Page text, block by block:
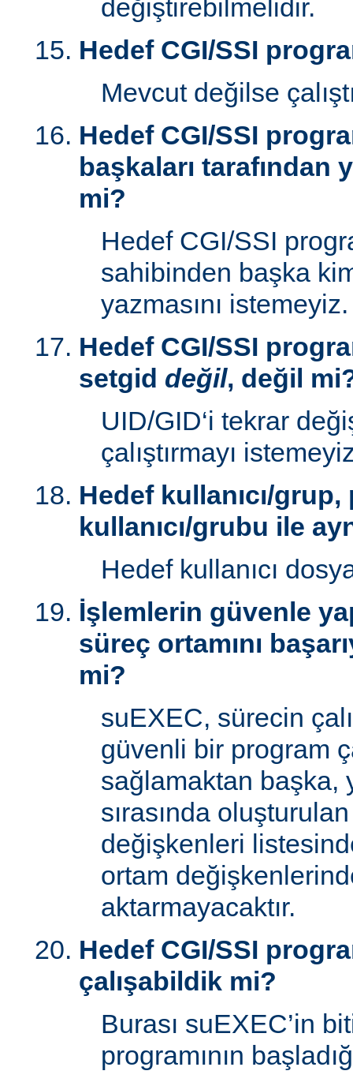
değiştirebilmelidir.
Hedef CGI/SSI
Mevcut değilse
Hedef CGI/SSI
başkaları tarafından
mi?
Hedef CGI/SSI
sahibinden başka
yazmasını istemeyiz.
Hedef CGI/SSI
setgid değil, değil
UID/GID‘i tekrar
çalıştırmayı
Hedef kullanıcı/grup,
kullanıcı/grubu ile
Hedef kullanıcı
İşlemlerin güvenle
süreç ortamını
mi?
suEXEC, sürecin
güvenli bir program
sağlamaktan başka,
sırasında
değişkenleri
ortam
aktarmayacaktır.
Hedef CGI/SSI
çalışabildik mi?
Burası suEXEC’in
programının